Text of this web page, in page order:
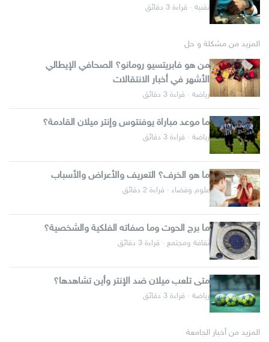
تقنية · قراءة 3 دقائق
المزيد من مشكلة و حل
من هو فابريتسيو رومانو؟ الصحافي الإيطالي
الأشهر في أخبار الانتقالات
رياضة · قراءة 3 دقائق
ما موعد مباراة يوفنتوس وإنتر ميلان القادمة؟
رياضة · قراءة 3 دقائق
ما هو الخرف؟ التعريف والأعراض والأسباب
علوم وفضاء · قراءة 2 دقائق
ما برج الحوت وما صفاته الفلكية والشخصية؟
ثقافة ومجتمع · قراءة 3 دقائق
متى تلعب ميلان ضد الإنتر وأين تشاهدها؟
رياضة · قراءة 3 دقائق
المزيد من أخبار الجامعة